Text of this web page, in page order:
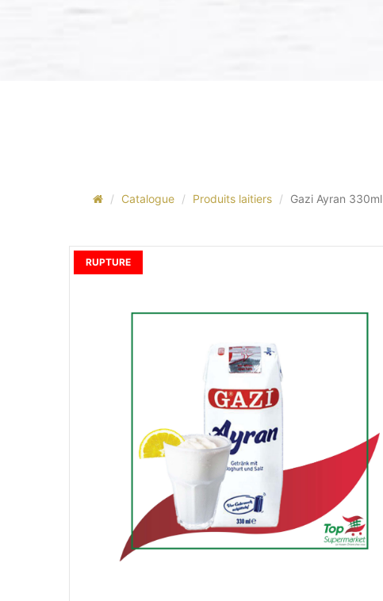
Catalogue Produits laitiers Gazi Ayran 330ml
RUPTURE